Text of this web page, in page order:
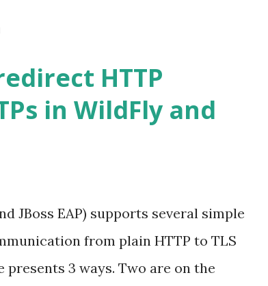
HTTP
in WildFly and
JBoss EAP) supports several simple
from plain HTTP to TLS
3 ways. Two are on the